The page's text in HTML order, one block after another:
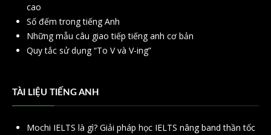
cao
Số đếm trong tiếng Anh
Những mẫu câu giao tiếp tiếng anh cơ bản
Quy tắc sử dụng “To V và V-ing”
TÀI LIỆU TIẾNG ANH
Mochi IELTS là gì? Giải pháp học IELTS nâng band thần tốc